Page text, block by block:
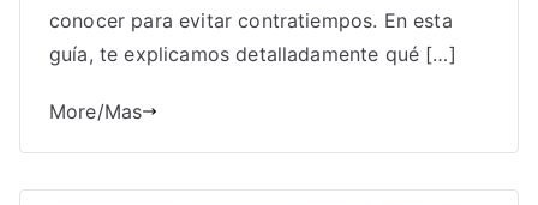
conocer para evitar contratiempos. En esta
guía, te explicamos detalladamente qué […]
More/Mas